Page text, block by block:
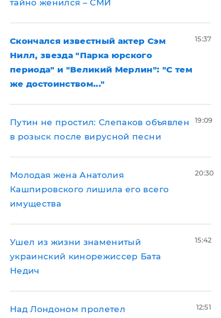
тайно женился – СМИ
Скончался известный актер Сэм
Нилл, звезда "Парка юрского
периода" и "Великий Мерлин": "С тем
же достоинством..."
15:37
Путин не простил: Слепаков объявлен
в розыск после вирусной песни
19:09
Молодая жена Анатолия
Кашпировского лишила его всего
имущества
20:30
Ушел из жизни знаменитый
украинский кинорежиссер Бата
Недич
15:42
Над Лондоном пролетел
12:51